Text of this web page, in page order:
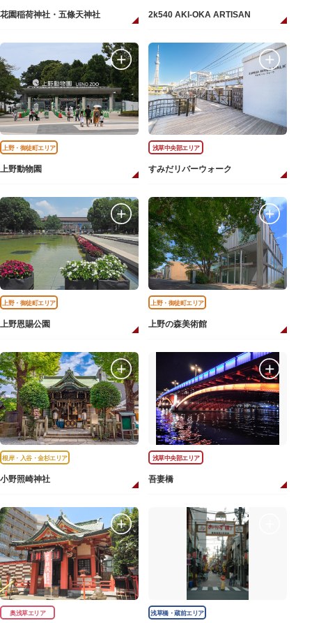
花園稲荷神社・五條天神社 2k540 AKI-OKA ARTISAN
上野・御徒町エリア
上野動物園
浅草中央部エリア
すみだリバーウォーク
上野・御徒町エリア
上野恩賜公園
上野・御徒町エリア
上野の森美術館
根岸・入谷・金杉エリア
小野照崎神社
浅草中央部エリア
吾妻橋
奥浅草エリア 浅草橋・蔵前エリア